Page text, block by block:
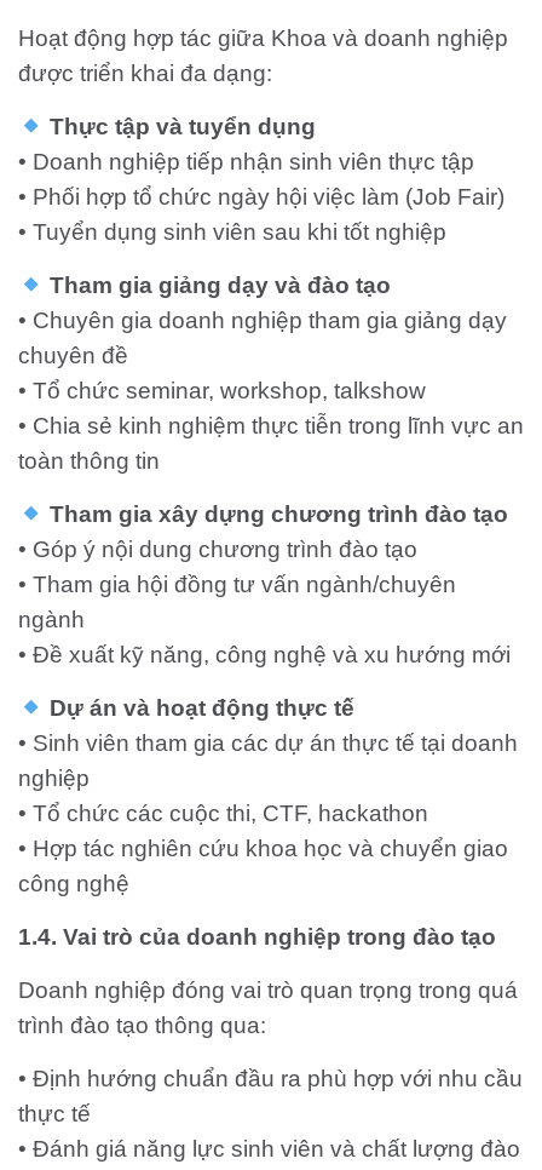
Hoạt động hợp tác giữa Khoa và doanh nghiệp
được triển khai đa dạng:
Thực tập và tuyển dụng
• Doanh nghiệp tiếp nhận sinh viên thực tập
• Phối hợp tổ chức ngày hội việc làm (Job Fair)
• Tuyển dụng sinh viên sau khi tốt nghiệp
Tham gia giảng dạy và đào tạo
• Chuyên gia doanh nghiệp tham gia giảng dạy
chuyên đề
• Tổ chức seminar, workshop, talkshow
• Chia sẻ kinh nghiệm thực tiễn trong lĩnh vực an
toàn thông tin
Tham gia xây dựng chương trình đào tạo
• Góp ý nội dung chương trình đào tạo
• Tham gia hội đồng tư vấn ngành/chuyên
ngành
• Đề xuất kỹ năng, công nghệ và xu hướng mới
Dự án và hoạt động thực tế
• Sinh viên tham gia các dự án thực tế tại doanh
nghiệp
• Tổ chức các cuộc thi, CTF, hackathon
• Hợp tác nghiên cứu khoa học và chuyển giao
công nghệ
1.4. Vai trò của doanh nghiệp trong đào tạo
Doanh nghiệp đóng vai trò quan trọng trong quá
trình đào tạo thông qua:
• Định hướng chuẩn đầu ra phù hợp với nhu cầu
thực tế
• Đánh giá năng lực sinh viên và chất lượng đào